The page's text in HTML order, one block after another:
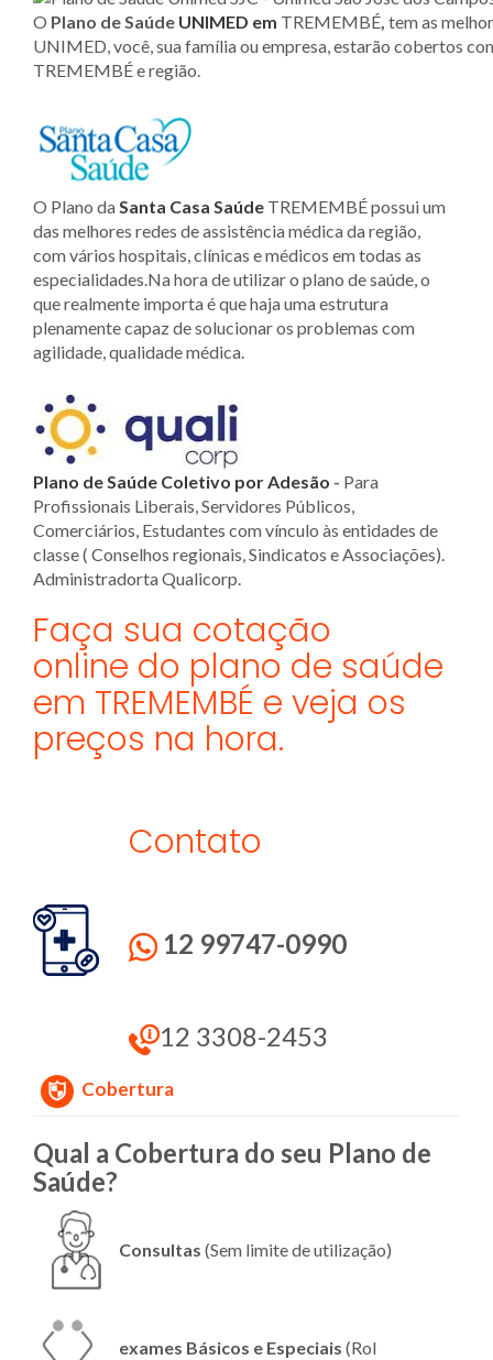
O Plano de Saúde UNIMED em TREMEMBÉ, tem as
UNIMED, você, sua família ou empresa, estarão cobertos
TREMEMBÉ e região.
O Plano daSanta Casa Saúde TREMEMBÉ possui um
das melhores redes de assistência médica da região,
com vários hospitais, clínicas e médicos em todas as
especialidades.Na hora de utilizar o plano de saúde, o
que realmente importa é que haja uma estrutura
plenamente capaz de solucionar os problemas com
agilidade, qualidade médica.
Plano de Saúde Coletivo por Adesão - Para
Profissionais Liberais, Servidores Públicos,
Comerciários, Estudantes com vínculo às entidades de
classe ( Conselhos regionais, Sindicatos e Associações).
Administradorta Qualicorp.
Faça sua cotação
online do plano de saúde
em TREMEMBÉ e veja os
preços na hora.
Contato
12 99747-0990
12 3308-2453
Cobertura
Qual a Cobertura do seu Plano de
Saúde?
Consultas (Sem limite de utilização)
exames Básicos e Especiais (Rol